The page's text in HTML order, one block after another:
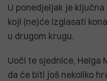
U ponedjeljak je
koji (ne)će izglasati
u drugom krugu.
Uoči te sjednice, Helga
da će biti još nekoliko